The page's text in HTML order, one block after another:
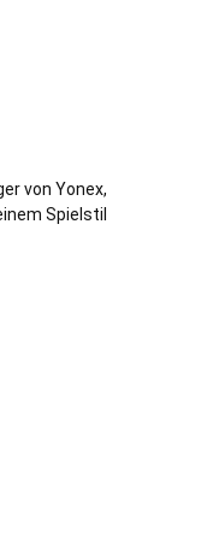
von Yonex,
Spielstil